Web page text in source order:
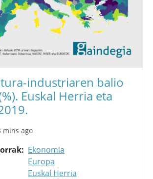
industriaren balio
Euskal Herria eta
mins ago
Ekonomia
Europa
Euskal Herria